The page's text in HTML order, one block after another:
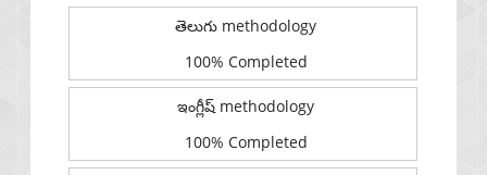
తెలుగు methodology
100% Completed
ఇంగ్లీష్ methodology
100% Completed